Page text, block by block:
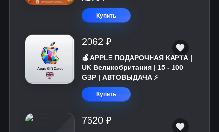
Купить
2062 ₽
🍎 APPLE ПОДАРОЧНАЯ КАРТА |
UK Великобритания | 15 - 100
GBP | АВТОВЫДАЧА ⚡️
Купить
7620 ₽